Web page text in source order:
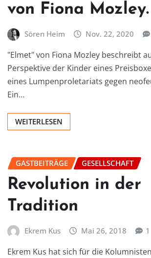
von Fiona Mozley.
Sören Heim Nov. 22, 2020
"Elmet" von Fiona Mozley beschreibt
Perspektive der Kinder eines
eines Lumpenproletariats gegen
Ein…
WEITERLESEN
GASTBEITRÄGE GESELLSCHAFT
Revolution in der
Tradition
Ekrem Kus Mai 26, 2018 1
Ekrem Kus hat sich für die